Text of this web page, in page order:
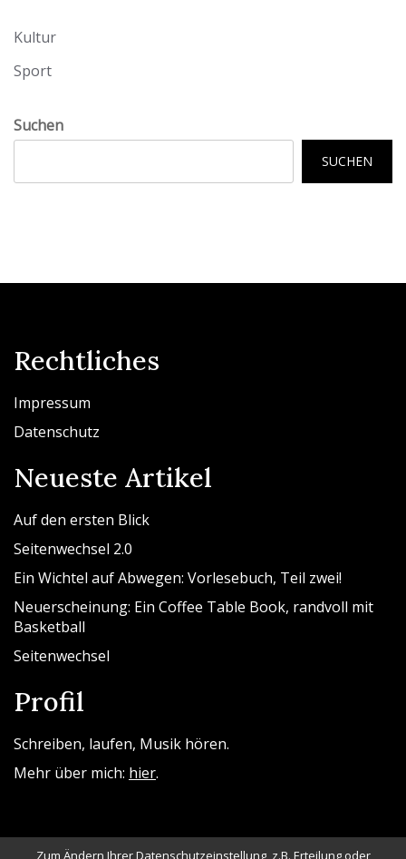
Kultur
Sport
Suchen
SUCHEN
Rechtliches
Impressum
Datenschutz
Neueste Artikel
Auf den ersten Blick
Seitenwechsel 2.0
Ein Wichtel auf Abwegen: Vorlesebuch, Teil zwei!
Neuerscheinung: Ein Coffee Table Book, randvoll mit
Basketball
Seitenwechsel
Profil
Schreiben, laufen, Musik hören.
Mehr über mich: hier.
Zum Ändern Ihrer Datenschutzeinstellung, z.B. Erteilung oder